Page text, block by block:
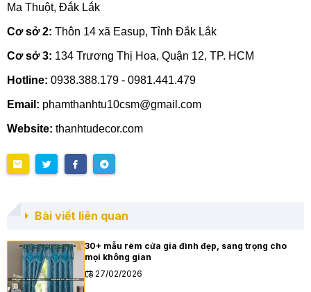
Ma Thuột, Đắk Lắk
Cơ sở 2: Thôn 14 xã Easup, Tỉnh Đắk Lắk
Cơ sở 3: 134 Trương Thị Hoa, Quận 12, TP. HCM
Hotline: 0938.388.179 - 0981.441.479
Email: phamthanhtu10csm@gmail.com
Website: thanhtudecor.com
Bài viết liên quan
30+ mẫu rèm cửa gia đình đẹp, sang trọng cho
mọi không gian
27/02/2026